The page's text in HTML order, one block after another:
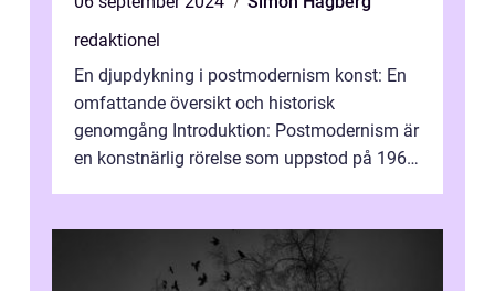
redaktionel
En djupdykning i postmodernism konst: En
omfattande översikt och historisk
genomgång Introduktion: Postmodernism är
en konstnärlig rörelse som uppstod på 1960-